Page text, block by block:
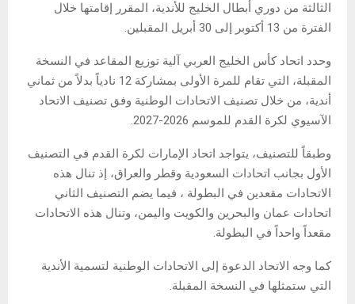
الثالثة من دوري أبطال الخليج للأندية، المقرر إقامتها خلال
الفترة من 13 أكتوبر إلى 30 أبريل المقبلين.
وحدد اتحاد كأس الخليج العربي آلية توزيع المقاعد في النسخة
المقبلة، التي تقام للمرة الأولى بمشاركة 12 نادياً بدلاً من ثماني
أندية، من خلال تصنيف الاتحادات الوطنية وفق تصنيف الاتحاد
الآسيوي لكرة القدم للموسم 2026-2027.
وطبقاً للتصنيف، يتواجد اتحاد الإمارات لكرة القدم في التصنيف
الأول بجانب اتحادات السعودية وقطر والعراق، إذ تنال هذه
الاتحادات مقعدين في البطولة ، فيما يضم التصنيف الثاني
اتحادات عمان والبحرين والكويت واليمن، وتنال هذه الاتحادات
مقعداً واحداً في البطولة.
كما وجه الاتحاد الدعوة إلى الاتحادات الوطنية لتسمية الأندية
التي ستمثلها في النسخة المقبلة.